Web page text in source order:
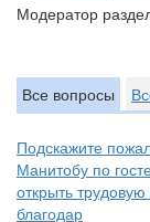
Модератор
Все вопросы
Подскажите
Манитобу по
открыть
благодар